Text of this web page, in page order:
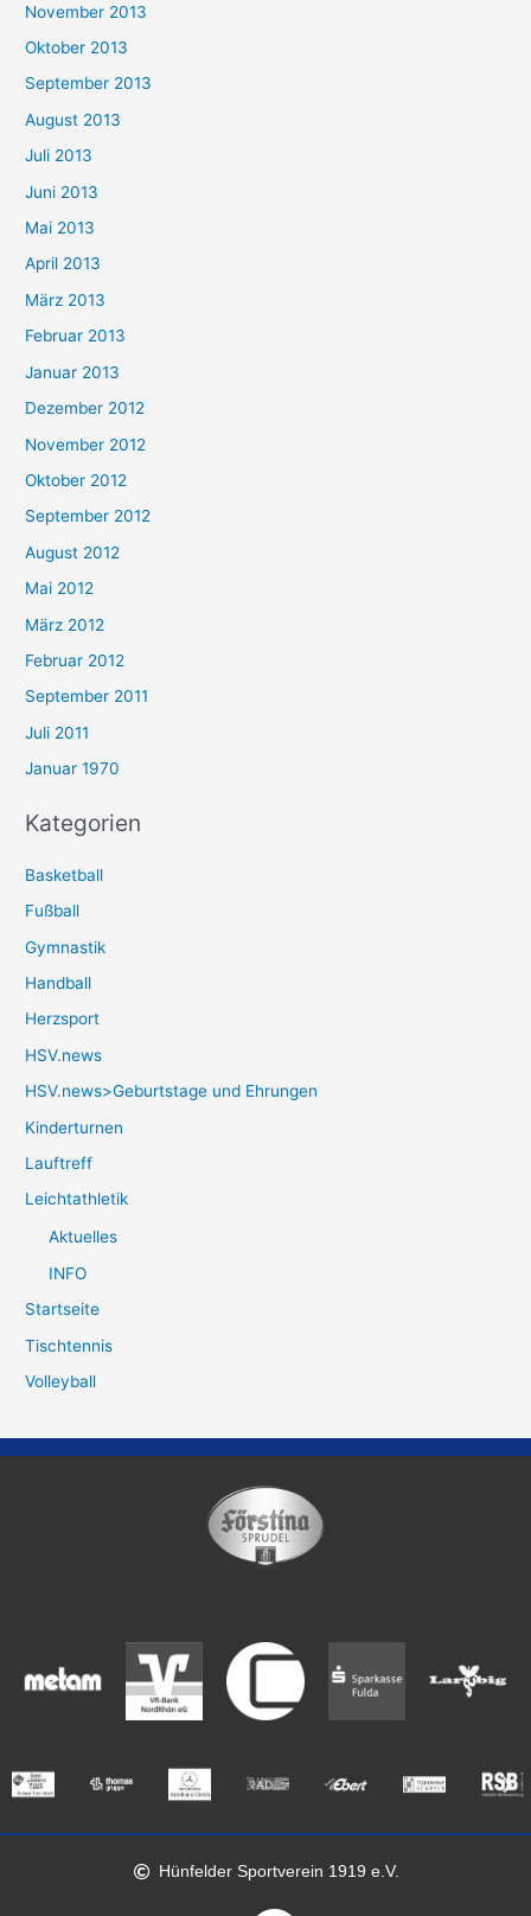
November 2013
Oktober 2013
September 2013
August 2013
Juli 2013
Juni 2013
Mai 2013
April 2013
März 2013
Februar 2013
Januar 2013
Dezember 2012
November 2012
Oktober 2012
September 2012
August 2012
Mai 2012
März 2012
Februar 2012
September 2011
Juli 2011
Januar 1970
Kategorien
Basketball
Fußball
Gymnastik
Handball
Herzsport
HSV.news
HSV.news>Geburtstage und Ehrungen
Kinderturnen
Lauftreff
Leichtathletik
Aktuelles
INFO
Startseite
Tischtennis
Volleyball
Hünfelder Sportverein 1919 e.V.